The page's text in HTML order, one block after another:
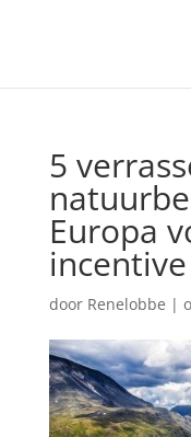
5
Europa
incentive
door Renelobbe |